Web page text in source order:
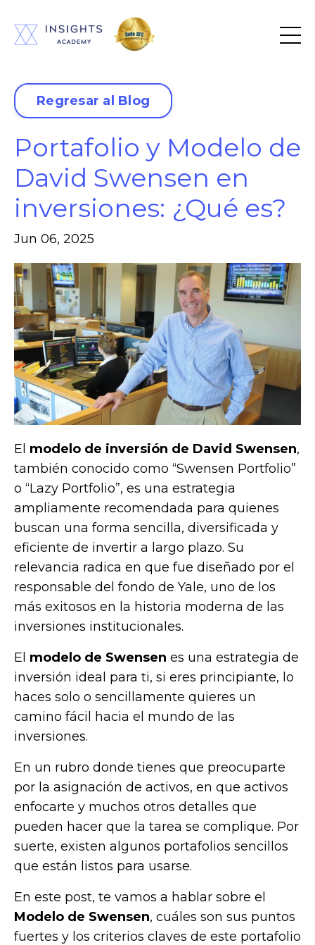
Regresar al Blog
Portafolio y Modelo de
David Swensen en
inversiones: ¿Qué es?
Jun 06, 2025
El modelo de inversión de David Swensen,
también conocido como “Swensen Portfolio”
o “Lazy Portfolio”, es una estrategia
ampliamente recomendada para quienes
buscan una forma sencilla, diversificada y
eficiente de invertir a largo plazo. Su
relevancia radica en que fue diseñado por el
responsable del fondo de Yale, uno de los
más exitosos en la historia moderna de las
inversiones institucionales.
El modelo de Swensen es una estrategia de
inversión ideal para ti, si eres principiante, lo
haces solo o sencillamente quieres un
camino fácil hacia el mundo de las
inversiones.
En un rubro donde tienes que preocuparte
por la asignación de activos, en que activos
enfocarte y muchos otros detalles que
pueden hacer que la tarea se complique. Por
suerte, existen algunos portafolios sencillos
que están listos para usarse.
En este post, te vamos a hablar sobre el
Modelo de Swensen, cuáles son sus puntos
fuertes y los criterios claves de este portafolio